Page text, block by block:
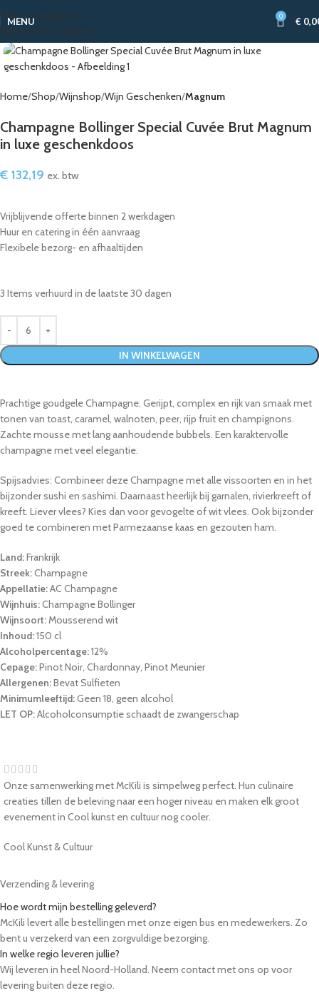
Skip to navigation
Skip to main content
MENU 0 €
Home Shop Wijnshop Wijn Geschenken Magnum
Champagne Bollinger Special Cuvée Brut Magnum
in luxe geschenkdoos
€ 132,19 ex. btw
Vrijblijvende offerte binnen 2 werkdagen
Huur en catering in één aanvraag
Flexibele bezorg- en afhaaltijden
3 Items verhuurd in de laatste 30 dagen
IN WINKELWAGEN
Prachtige goudgele Champagne. Gerijpt, complex en rijk van smaak met
tonen van toast, caramel, walnoten, peer, rijp fruit en champignons.
Zachte mousse met lang aanhoudende bubbels. Een karaktervolle
champagne met veel elegantie.
Spijsadvies: Combineer deze Champagne met alle vissoorten en in het
bijzonder sushi en sashimi. Daarnaast heerlijk bij garnalen, rivierkreeft of
kreeft. Liever vlees? Kies dan voor gevogelte of wit vlees. Ook bijzonder
goed te combineren met Parmezaanse kaas en gezouten ham.
Land:Frankrijk
Streek:Champagne
Appellatie:AC Champagne
Wijnhuis:Champagne Bollinger
Wijnsoort:Mousserend wit
Inhoud:150 cl
Alcoholpercentage:12%
Cepage:Pinot Noir, Chardonnay, Pinot Meunier
Allergenen:Bevat Sulfieten
Minimumleeftijd:Geen 18, geen alcohol
LET OP:Alcoholconsumptie schaadt de zwangerschap
Onze samenwerking met McKili is simpelweg perfect. Hun culinaire
creaties tillen de beleving naar een hoger niveau en maken elk groot
evenement in Cool kunst en cultuur nog cooler.
Cool Kunst & Cultuur
Verzending & levering
Hoe wordt mijn bestelling geleverd?
McKili levert alle bestellingen met onze eigen bus en medewerkers. Zo
bent u verzekerd van een zorgvuldige bezorging.
In welke regio leveren jullie?
Wij leveren in heel Noord-Holland. Neem contact met ons op voor
levering buiten deze regio.